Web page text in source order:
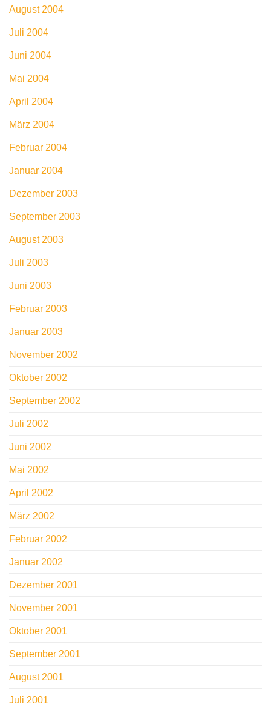
August 2004
Juli 2004
Juni 2004
Mai 2004
April 2004
März 2004
Februar 2004
Januar 2004
Dezember 2003
September 2003
August 2003
Juli 2003
Juni 2003
Februar 2003
Januar 2003
November 2002
Oktober 2002
September 2002
Juli 2002
Juni 2002
Mai 2002
April 2002
März 2002
Februar 2002
Januar 2002
Dezember 2001
November 2001
Oktober 2001
September 2001
August 2001
Juli 2001